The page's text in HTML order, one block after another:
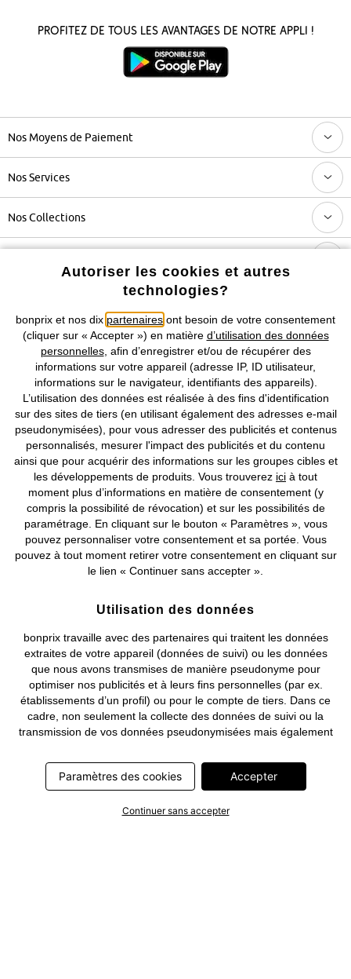
Profitez de tous les avantages de notre appli !
Nos Moyens de Paiement
Nos Services
Nos Collections
Retrouvez bonprix sur
Prix indiqués TVA comprise avec en susfrais de port & de service
CGV Données personnelles Paramètres des cookies
Mentions légales Résilier le contrat
©2026 bonprix.Tous droits réservés.
Deutsch Français
Autoriser les cookies et autres
technologies?
bonprix et nos dix partenaires ont besoin de votre consentement
(cliquer sur « Accepter ») en matière d’utilisation des données
personnelles, afin d’enregistrer et/ou de récupérer des
informations sur votre appareil (adresse IP, ID utilisateur,
informations sur le navigateur, identifiants des appareils).
L’utilisation des données est réalisée à des fins d'identification
sur des sites de tiers (en utilisant également des adresses e-mail
pseudonymisées), pour vous adresser des publicités et contenus
personnalisés, mesurer l'impact des publicités et du contenu
ainsi que pour acquérir des informations sur les groupes cibles et
les développements de produits. Vous trouverez ici à tout
moment plus d’informations en matière de consentement (y
compris la possibilité de révocation) et sur les possibilités de
paramétrage. En cliquant sur le bouton « Paramètres », vous
pouvez personnaliser votre consentement et sa portée. Vous
pouvez à tout moment retirer votre consentement en cliquant sur
le lien « Continuer sans accepter ».
Utilisation des données
bonprix travaille avec des partenaires qui traitent les données
extraites de votre appareil (données de suivi) ou les données
que nous avons transmises de manière pseudonyme pour
optimiser nos publicités et à leurs fins personnelles (par ex.
établissements d’un profil) ou pour le compte de tiers. Dans ce
cadre, non seulement la collecte des données de suivi ou la
transmission de vos données pseudonymisées mais également
nécessitent un consentement. Les données de suivi seront alors
collectées ou vos données pseudonymisées seront alors
transmises seulement si vous avez cliqué préalablement sur le
bouton « Accepter » dans la bannière sur bonprix.fr . Les
Paramètres des cookies Accepter
Continuer sans accepter